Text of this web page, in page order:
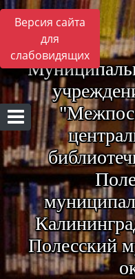
Версия сайта
для
слабовидящих
Полесский